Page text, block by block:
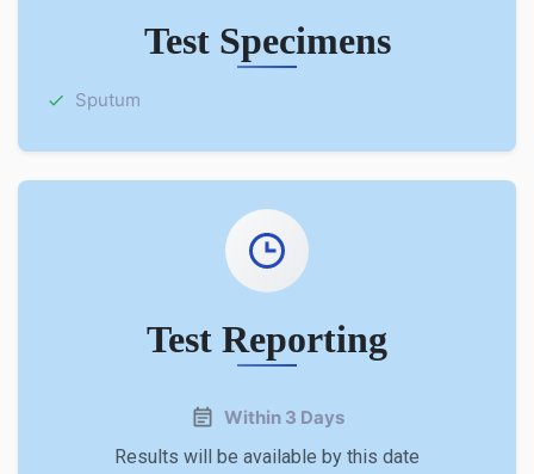
Test Specimens
Sputum
Test Reporting
Within 3 Days
Results will be available by this date